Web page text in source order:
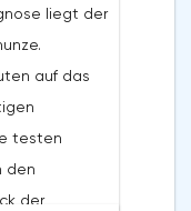
des
für
der
zweite
unteren
sein. Die
liegt der
auf das
testen
den
der